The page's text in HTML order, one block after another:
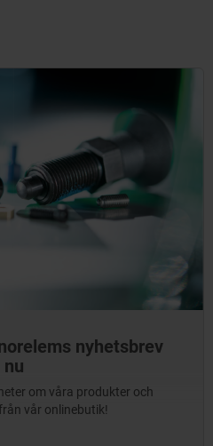
nyhetsbrev
nu
om våra produkter och
vår onlinebutik!